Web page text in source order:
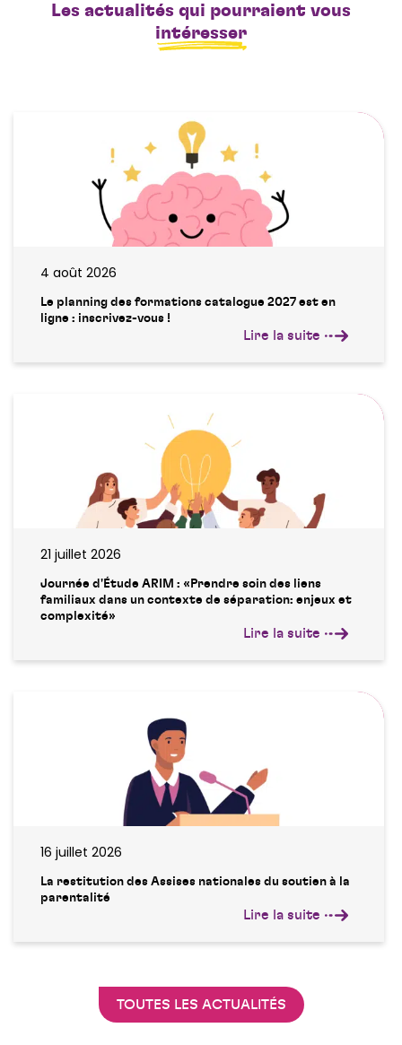
Les actualités qui pourraient vous
intéresser
4 août 2026
Le planning des formations catalogue 2027 est en
ligne : inscrivez-vous !
Lire la suite
21 juillet 2026
Journée d'Étude ARIM : «Prendre soin des liens
familiaux dans un contexte de séparation: enjeux et
complexité»
Lire la suite
16 juillet 2026
La restitution des Assises nationales du soutien à la
parentalité
Lire la suite
TOUTES LES ACTUALITÉS